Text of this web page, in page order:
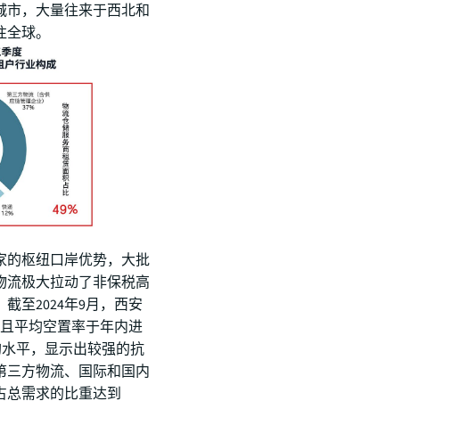
市，大量往来于西北和
球。
的枢纽口岸优势，大批
流极大拉动了非保税高
至2024年9月，西安
平均空置率于年内进
平，显示出较强的抗
三方物流、国际和国内
总需求的比重达到